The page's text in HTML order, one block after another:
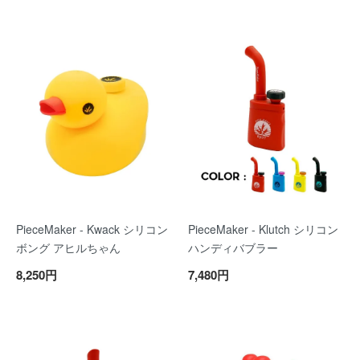
PieceMaker - Kwack シリコン
ボング アヒルちゃん
8,250円
PieceMaker - Klutch シリコン
ハンディバブラー
7,480円